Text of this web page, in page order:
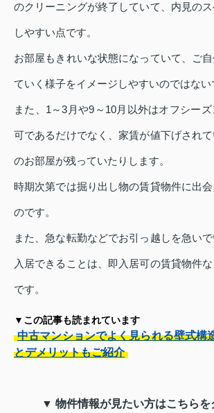
のクリーニングが終了していて、内見の
しやすい点です。
お部屋もきれいな状態になっていて、ご
ていく様子をイメージしやすいのではない
また、1～3月や9～10月以外はオフシー
可であるだけでなく、家賃が値下げされ
のお部屋が残っていたりします。
時期次第では掘り出し物の賃貸物件に出
のです。
また、急な転勤などでお引っ越しを急い
入居できることは、即入居可の賃貸物件
です。
▼この記事も読まれています
中古マンションでよく見られる壁式構
とデメリットもご紹介
▼ 物件情報が見たい方はこちら